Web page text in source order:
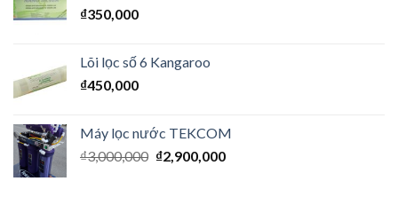
₫350,000
Lõi lọc số 6 Kangaroo
₫450,000
Máy lọc nước TEKCOM
₫3,000,000 ₫2,900,000